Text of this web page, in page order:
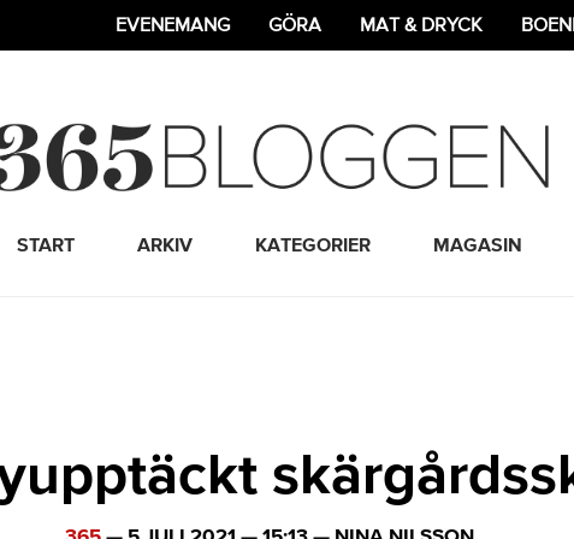
EVENEMANG GÖRA MAT & DRYCK
365 Bloggen
START ARKIV KATEGORIER MAGASIN